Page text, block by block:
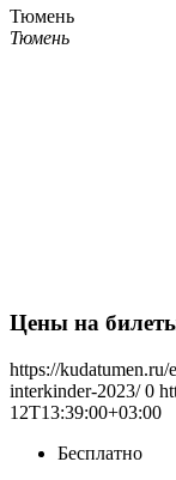
Тюмень
Тюмень
Цены на
https://
interkinder-2023/ 0
12T13:39:00+03:00
Бесплатно